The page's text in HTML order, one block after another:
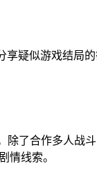
享疑似游戏结局
除了合作多人战
情线索。